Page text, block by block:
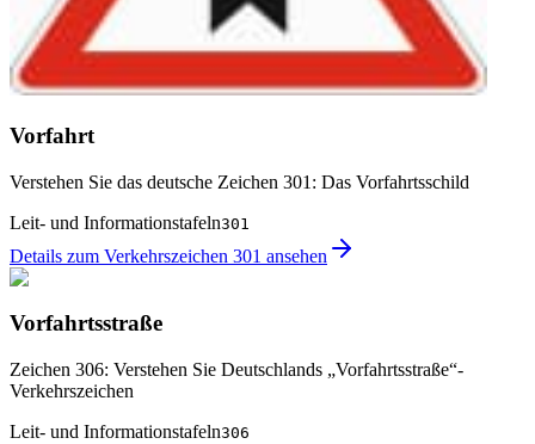
Vorfahrt
Verstehen Sie das deutsche Zeichen 301: Das Vorfahrtsschild
Leit- und Informationstafeln301
Details zum Verkehrszeichen 301 ansehen
Vorfahrtsstraße
Zeichen 306: Verstehen Sie Deutschlands „Vorfahrtsstraße“-
Verkehrszeichen
Leit- und Informationstafeln306